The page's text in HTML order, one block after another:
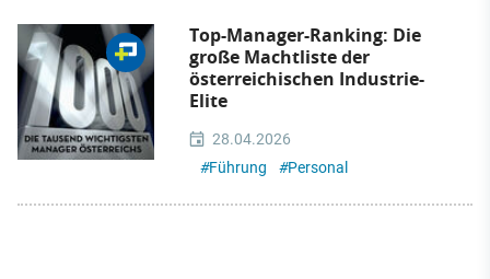
Top-Manager-Ranking: Die
große Machtliste der
österreichischen Industrie-
Elite
28.04.2026
#Führung #Personal